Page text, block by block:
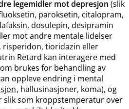
legemidler mot depresjon (slik
paroksetin, citalopram,
dosulepin, desipramin
mot andre mentale lidelser
risperidon, tioridazin eller
Retard kan interagere med
brukes for behandling av
oppleve endring i mental
, hallusinasjoner, koma), og
slik som kroppstemperatur over